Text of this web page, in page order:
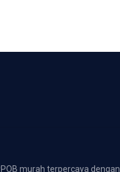
murah terpercaya